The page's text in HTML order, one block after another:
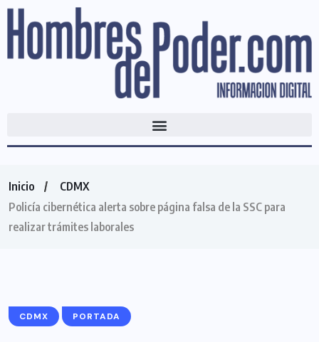
Inicio
CDMX
Policía cibernética alerta sobre página falsa de la SSC para
realizar trámites laborales
CDMX PORTADA